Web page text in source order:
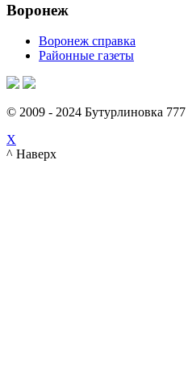
Воронеж
Воронеж справка
Районные газеты
© 2009 - 2024 Бутурлиновка 777
X
^ Наверх